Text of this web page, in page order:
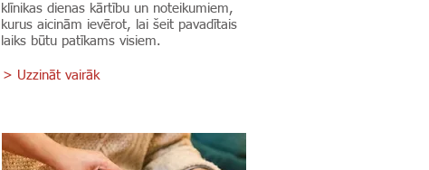
klīnikas dienas kārtību un noteikumiem,
kurus aicinām ievērot, lai šeit pavadītais
laiks būtu patīkams visiem.
> Uzzināt vairāk